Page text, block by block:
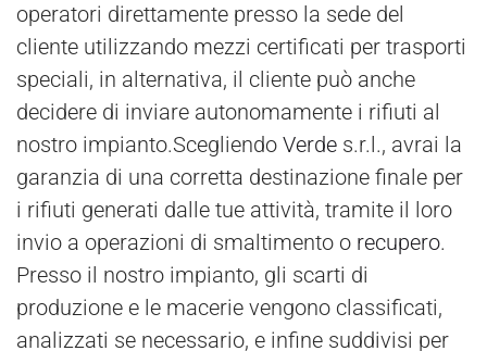
operatori direttamente presso la sede del
cliente utilizzando mezzi certificati per trasporti
speciali, in alternativa, il cliente può anche
decidere di inviare autonomamente i rifiuti al
nostro impianto.Scegliendo Verde s.r.l., avrai la
garanzia di una corretta destinazione finale per
i rifiuti generati dalle tue attività, tramite il loro
invio a operazioni di smaltimento o recupero.
Presso il nostro impianto, gli scarti di
produzione e le macerie vengono classificati,
analizzati se necessario, e infine suddivisi per